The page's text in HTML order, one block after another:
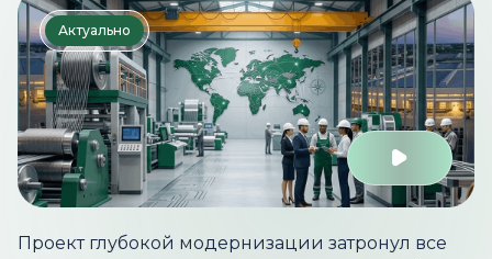
Актуально
Проект глубокой модернизации затронул все